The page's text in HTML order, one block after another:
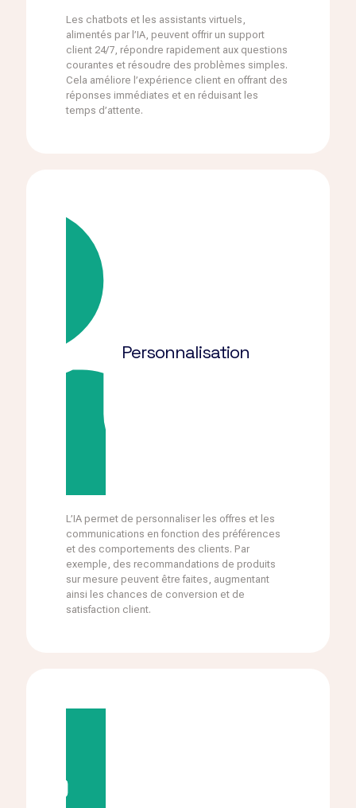
Les chatbots et les assistants virtuels,
alimentés par l’IA, peuvent offrir un support
client 24/7, répondre rapidement aux questions
courantes et résoudre des problèmes simples.
Cela améliore l’expérience client en offrant des
réponses immédiates et en réduisant les
temps d’attente.
Personnalisation
L’IA permet de personnaliser les offres et les
communications en fonction des préférences
et des comportements des clients. Par
exemple, des recommandations de produits
sur mesure peuvent être faites, augmentant
ainsi les chances de conversion et de
satisfaction client.